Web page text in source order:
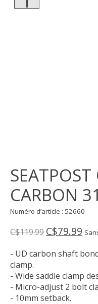
SEATPOST
CARBON
Numéro d’article : 52660
C$119.99 C$79.99
- UD carbon shaft
clamp.
- Wide saddle clamp
- Micro-adjust 2 bolt
- 10mm setback.